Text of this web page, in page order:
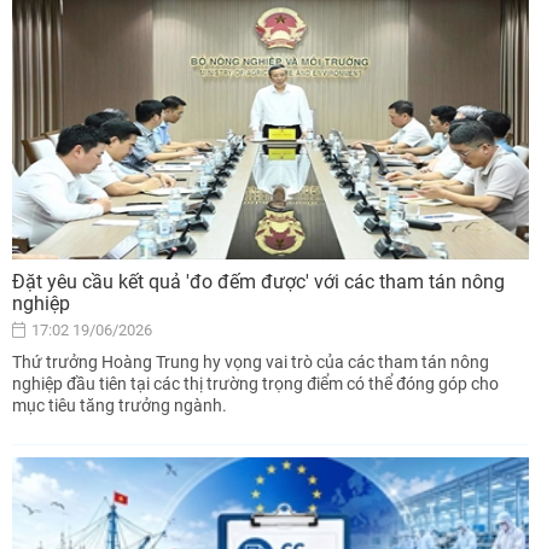
Đặt yêu cầu kết quả 'đo đếm được' với các tham tán nông
nghiệp
17:02 19/06/2026
Thứ trưởng Hoàng Trung hy vọng vai trò của các tham tán nông
nghiệp đầu tiên tại các thị trường trọng điểm có thể đóng góp cho
mục tiêu tăng trưởng ngành.